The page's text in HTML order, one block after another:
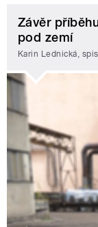
Závěr
pod zemí
Karin Lednická,